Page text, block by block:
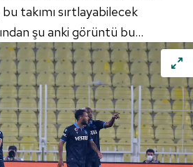
bu takımı sırtlayabilecek
şu anki görüntü bu...